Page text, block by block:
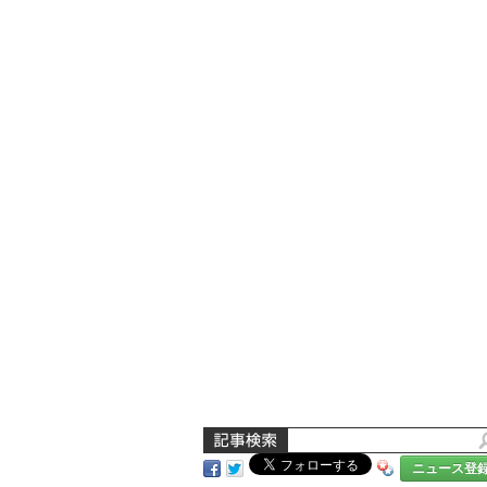
ニュース登